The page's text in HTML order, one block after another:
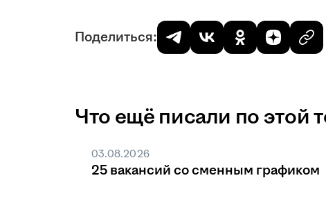
Поделиться:
Что ещё писали по этой
03.08.2026
25 вакансий со сменным графиком